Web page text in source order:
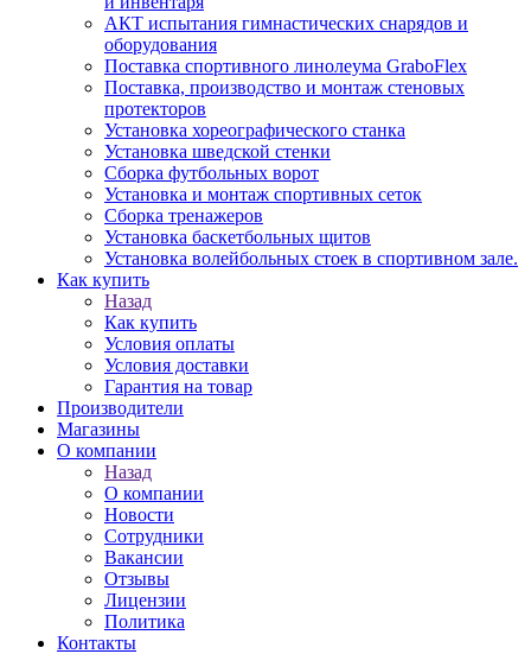
АКТ испытания гимнастических снарядов и
оборудования
Поставка спортивного линолеума GraboFlex
Поставка, производство и монтаж стеновых
протекторов
Установка хореографического станка
Установка шведской стенки
Сборка футбольных ворот
Установка и монтаж спортивных сеток
Сборка тренажеров
Установка баскетбольных щитов
Установка волейбольных стоек в спортивном зале.
Как купить
Назад
Как купить
Условия оплаты
Условия доставки
Гарантия на товар
Производители
Магазины
О компании
Назад
О компании
Новости
Сотрудники
Вакансии
Отзывы
Лицензии
Политика
Контакты